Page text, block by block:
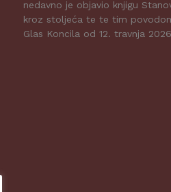
nedavno je objavio knjigu
kroz stoljeća te te tim
Glas Koncila od 12. travnja